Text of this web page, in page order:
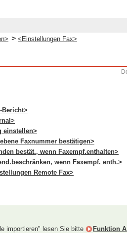
> <Einstellungen Fax>
Bericht>
einstellen>
Faxnummer bestätigen>
bestät., wenn Faxempf.enthalten>
wenn Faxempf. enth.>
Remote Fax>
importieren" lesen Sie bitte Funktion